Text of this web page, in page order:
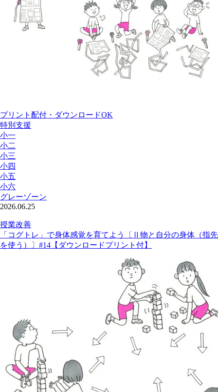
プリント配付・ダウンロードOK
特別支援
小一
小二
小三
小四
小五
小六
グレーゾーン
2026.06.25
授業改善
「コグトレ」で身体感覚を育てよう〔Ⅱ物と自分の身体（指先
を使う）〕#14【ダウンロードプリント付】